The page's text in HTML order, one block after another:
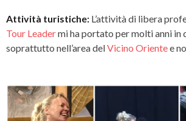
Attività turistiche: L’attività di libera
Tour Leadermi ha portato per molti anni in
soprattutto nell’area delVicino Orientee